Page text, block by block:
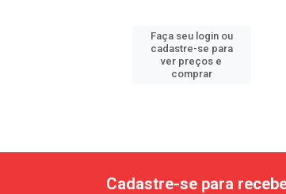
Faça seu login ou
cadastre-se para
ver preços e
comprar
Cadastre-se para